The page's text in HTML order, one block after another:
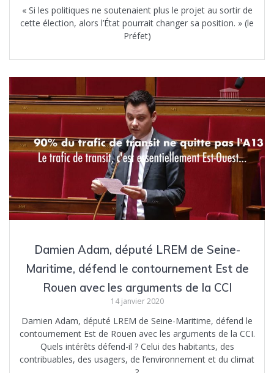
« Si les politiques ne soutenaient plus le projet au sortir de
cette élection, alors l’État pourrait changer sa position. » (le
Préfet)
Damien Adam, député LREM de Seine-
Maritime, défend le contournement Est de
Rouen avec les arguments de la CCI
14 janvier 2020
Damien Adam, député LREM de Seine-Maritime, défend le
contournement Est de Rouen avec les arguments de la CCI.
Quels intérêts défend-il ? Celui des habitants, des
contribuables, des usagers, de l’environnement et du climat